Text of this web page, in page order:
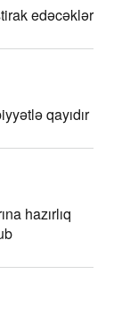
edəcəklər
qayıdır
hazırlıq